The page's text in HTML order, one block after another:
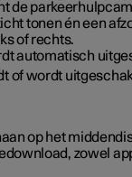
de
tonen én een
of rechts.
automatisch
of wordt
op het
zowel